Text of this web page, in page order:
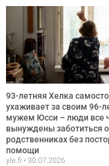
93-летняя Хелка
ухаживает за своим 96-
мужем Юсси – люди все
вынуждены заботиться о
родственниках без
помощи
yle.fi 30.07.2026